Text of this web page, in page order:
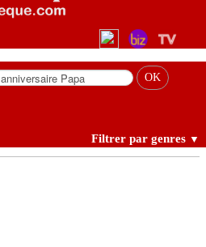
Filtrer par genres ▼